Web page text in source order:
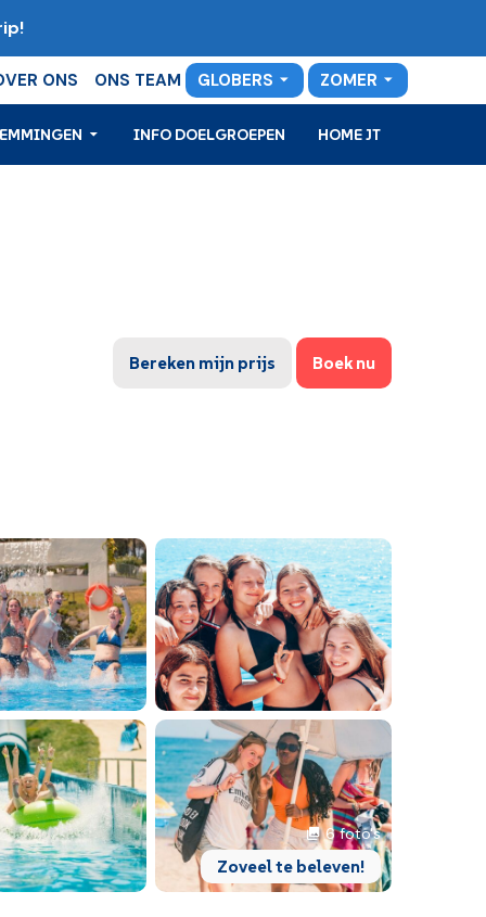
ONS ONS TEAM GLOBERS ZOMER
INFO DOELGROEPEN HOME JT
Bereken mijn prijs Boek nu
6 foto's
Zoveel te beleven!